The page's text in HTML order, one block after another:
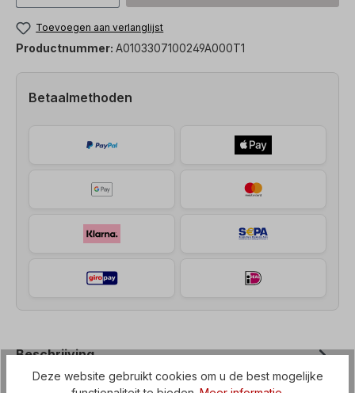
Toevoegen aan verlanglijst
Productnummer: A0103307100249A000T1
Betaalmethoden
Beschrijving
Haakse motorreductor (tandwielkast met IEC-flens
Deze website gebruikt cookies om u de best mogelijke